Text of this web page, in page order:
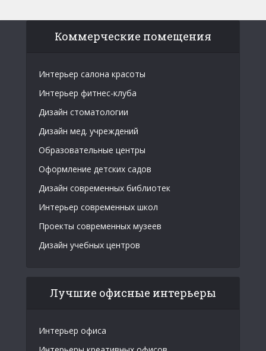
Коммерческие помещения
Интерьер салона красоты
Интерьер фитнес-клуба
Дизайн стоматологии
Дизайн мед. учреждений
Образовательные центры
Оформление детских садов
Дизайн современных библиотек
Интерьер современных школ
Проекты современных музеев
Дизайн учебных центров
Лучшие офисные интерьеры
Интерьер офиса